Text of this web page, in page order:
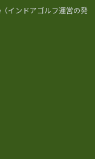
インドアゴルフ運営の発